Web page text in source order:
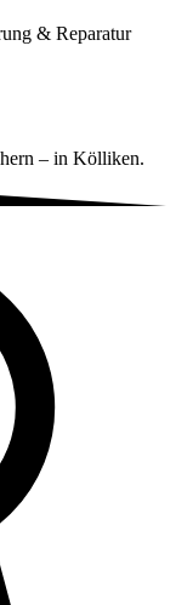
– in Kölliken.